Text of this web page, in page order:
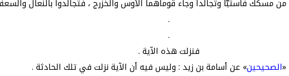
من مسكك فاستَبَّا وتجالدا وجاء قوماهما الأوس والخزرج ، فتجالدوا بالنعال
.
.
فنزلت هذه الآية .
الصحيحين» عن أسامة بن زيد : وليس فيه أن الآية نزلت في تلك الحادثة .